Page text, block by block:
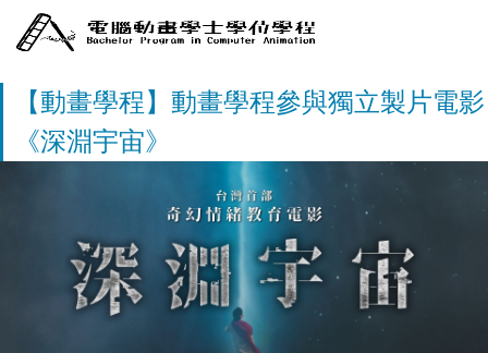
【動畫學程】動畫學程參與獨立製片電影
《深淵宇宙》